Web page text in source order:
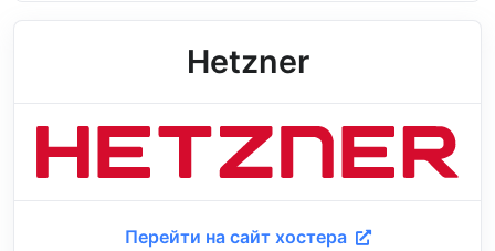
Hetzner
Перейти на сайт хостера